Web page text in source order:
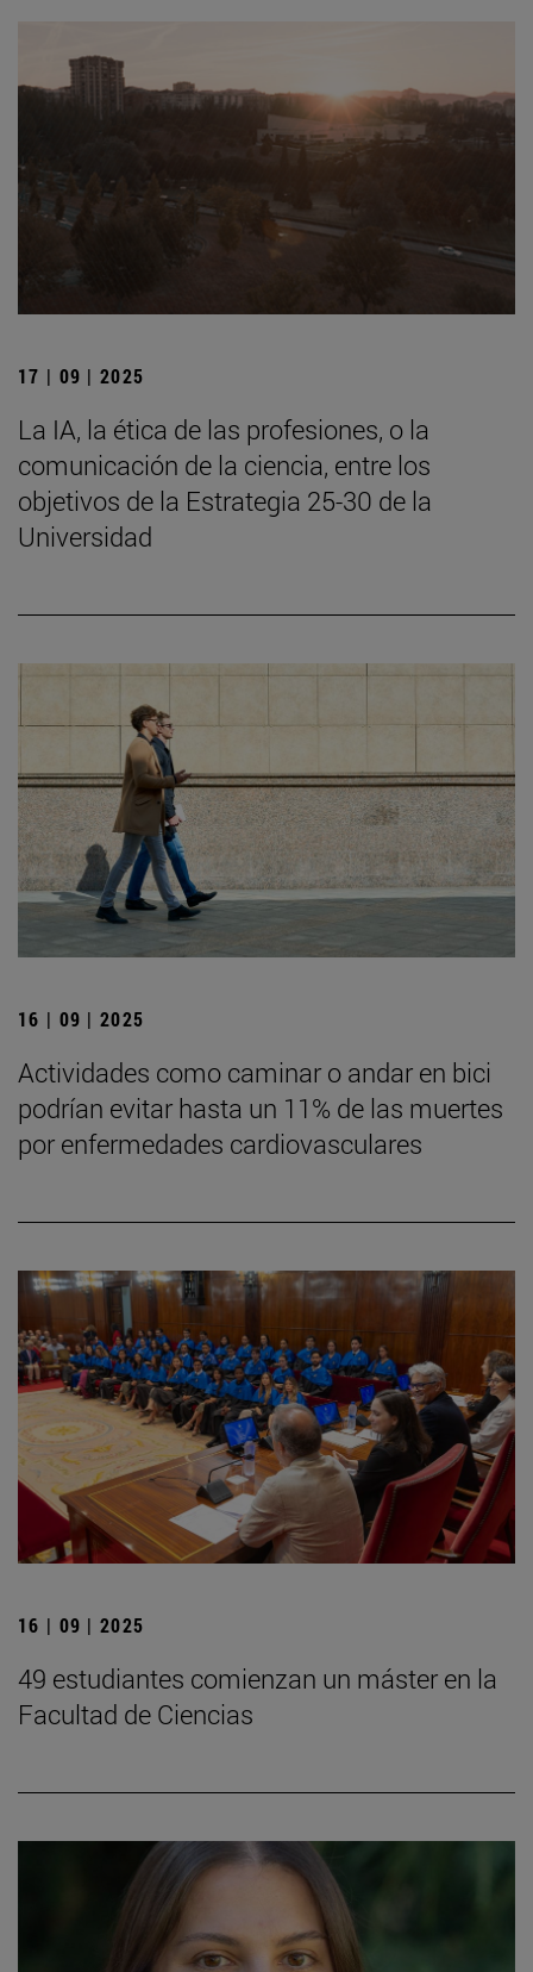
17 | 09 | 2025
La IA, la ética de las profesiones, o la
comunicación de la ciencia, entre los
objetivos de la Estrategia 25-30 de la
Universidad
16 | 09 | 2025
Actividades como caminar o andar en bici
podrían evitar hasta un 11% de las muertes
por enfermedades cardiovasculares
16 | 09 | 2025
49 estudiantes comienzan un máster en la
Facultad de Ciencias